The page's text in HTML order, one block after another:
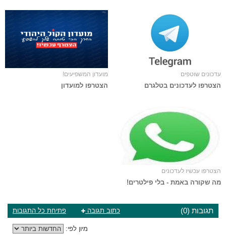
עדכונים שוטפים
הצטרפו לעדכונים בטלגרם
מועדון המשפיעים!
הצטרפו למועדון
הצטרפו עכשיו לעדכונים
מה שקורה באמת - בלי פילטרים!
תגובות (0) פתיחת כל התגובות כתוב תגובה
מיון לפי: